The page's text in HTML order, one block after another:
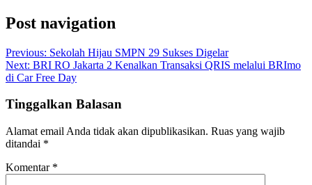
Post navigation
Previous: Sekolah Hijau SMPN 29 Sukses Digelar
Next: BRI RO Jakarta 2 Kenalkan Transaksi QRIS melalui BRImo
di Car Free Day
Tinggalkan Balasan
Alamat email Anda tidak akan dipublikasikan. Ruas yang wajib
ditandai *
Komentar *